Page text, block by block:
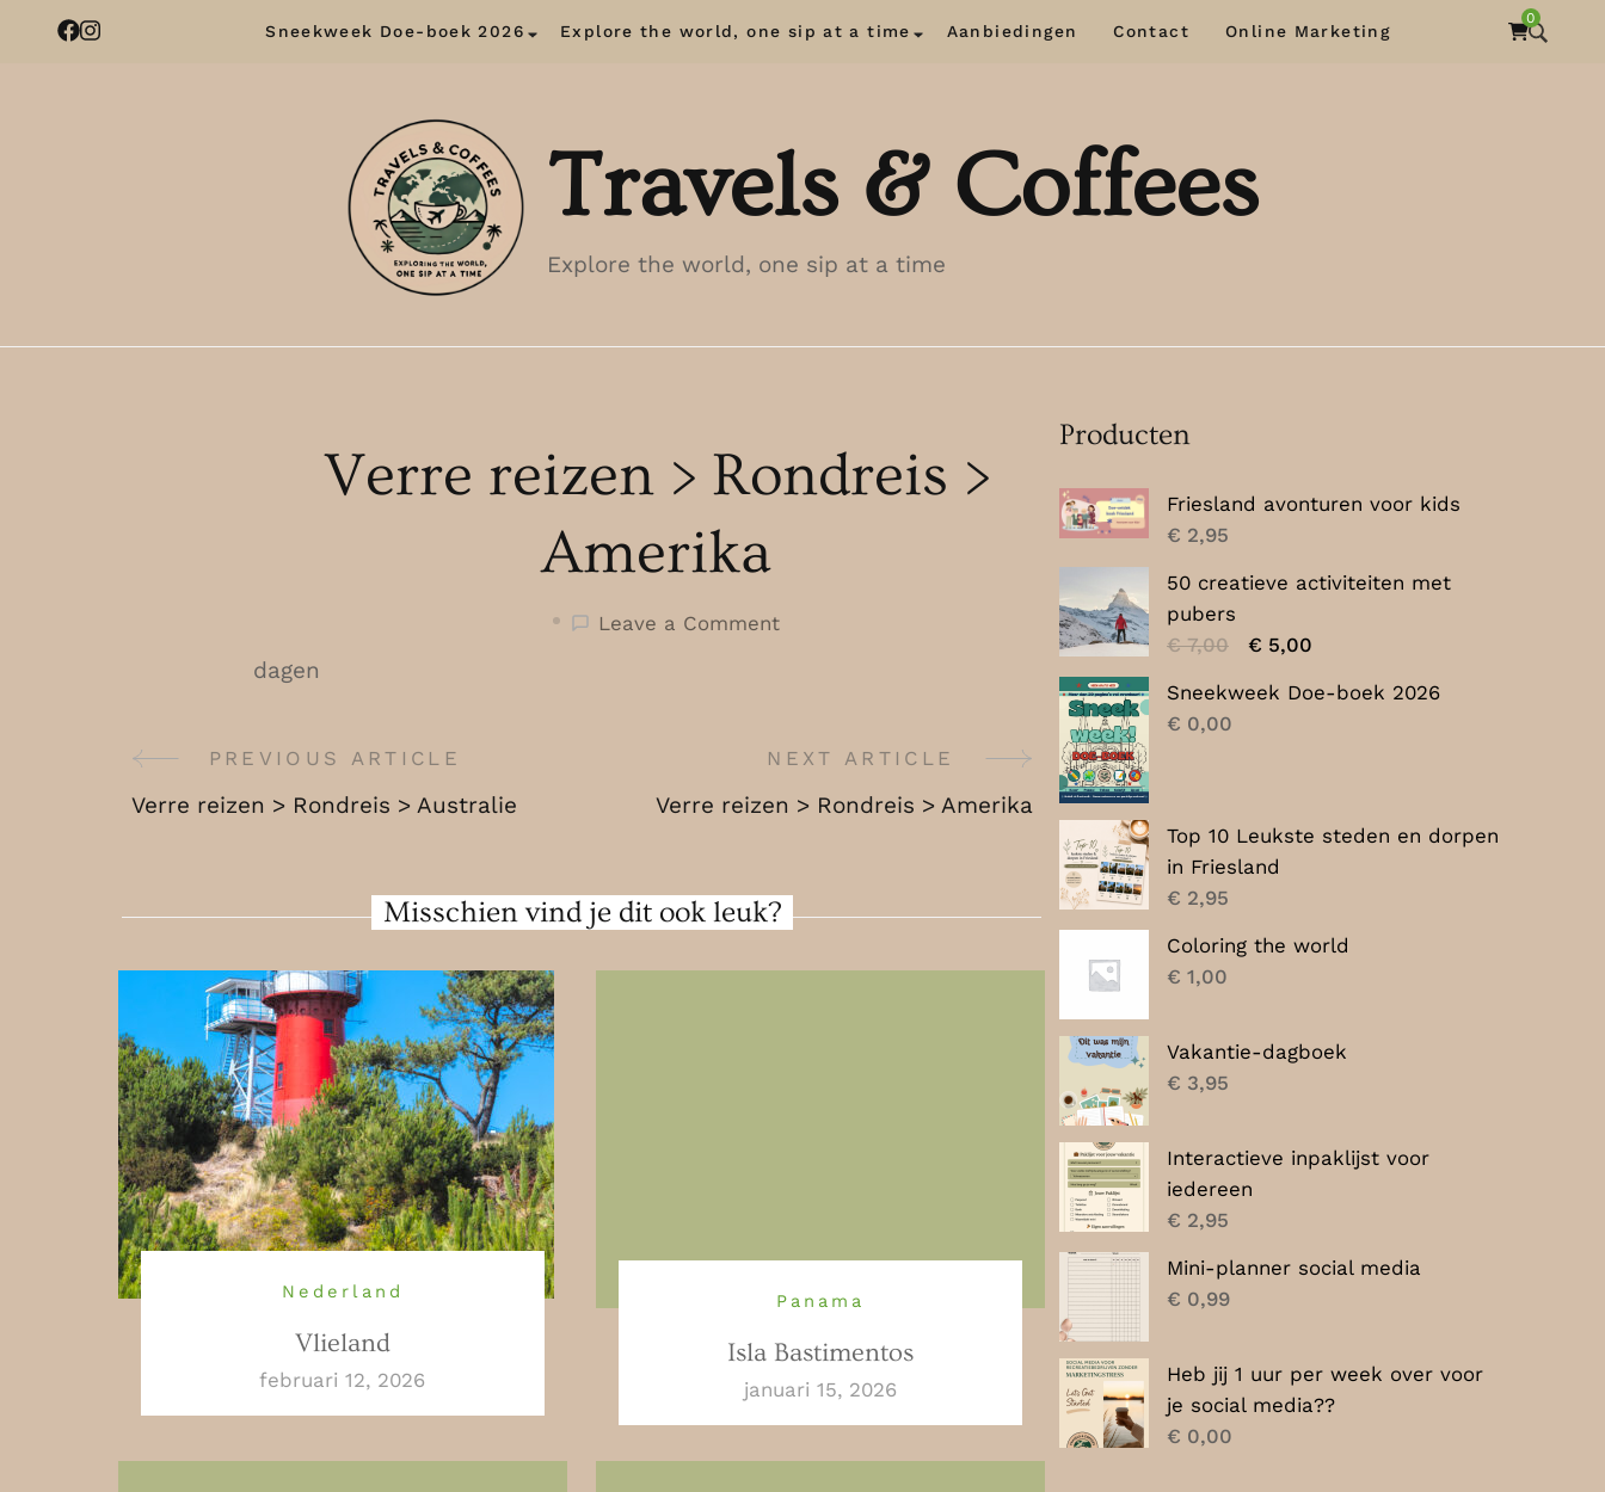
Sneekweek Doe-boek 2026 Explore the world, one sip at a time Aanbiedingen Contact Online Marketing
0
Travels & Coffees
Explore the world, one sip at a time
Verre reizen > Rondreis >
Amerika
Leave a Commenton
Amerika
dagen
PostPREVIOUS ARTICLE
Verre reizen > Rondreis > Australie
NEXT ARTICLE
Verre reizen > Rondreis > Amerika
Misschien vind je dit ook leuk?
Nederland
Vlieland
februari 12, 2026
Panama
Isla Bastimentos
januari 15, 2026
Producten
Friesland avonturen voor kids
€ 2,95
50 creatieve activiteiten met
pubers
€7,00
Oorspronkelijke
was:
€ 5,00
is:
Sneekweek Doe-boek 2026
€ 0,00
Top 10 Leukste steden en dorpen
in Friesland
€ 2,95
Coloring the world
€ 1,00
Vakantie-dagboek
€ 3,95
Interactieve inpaklijst voor
iedereen
€ 2,95
Mini-planner social media
€ 0,99
Heb jij 1 uur per week over voor
je social media??
€ 0,00